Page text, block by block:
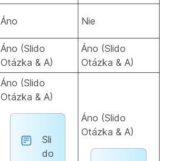
Áno Nie
Áno (Slido
Otázka & A)
Áno (Slido
Otázka & A)
Áno (Slido
Otázka & A)
Sli
do
Áno (Slido
Otázka & A)